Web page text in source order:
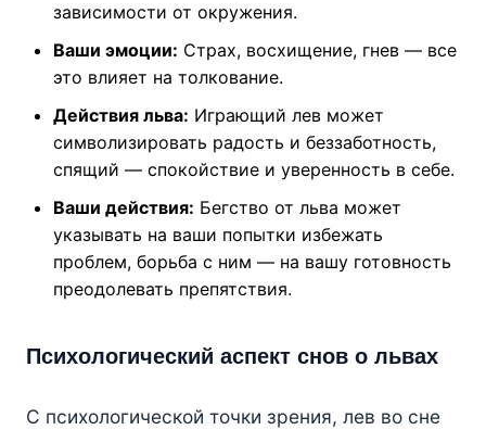
зависимости от окружения.
Ваши эмоции: Страх, восхищение, гнев — все
это влияет на толкование.
Действия льва: Играющий лев может
символизировать радость и беззаботность,
спящий — спокойствие и уверенность в себе.
Ваши действия: Бегство от льва может
указывать на ваши попытки избежать
проблем, борьба с ним — на вашу готовность
преодолевать препятствия.
Психологический аспект снов о львах
С психологической точки зрения, лев во сне